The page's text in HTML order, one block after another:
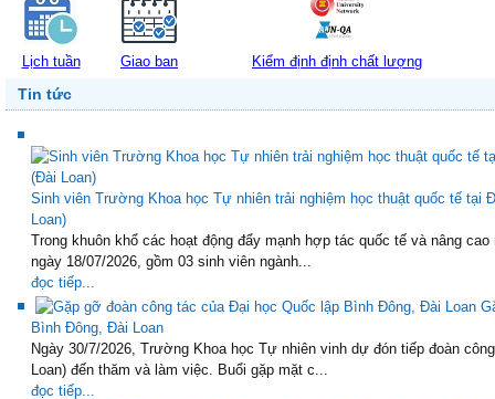
Lịch tuần Giao ban Kiểm định định chất lượng
Tin tức
Sinh viên Trường Khoa học Tự nhiên trải nghiệm học thuật quốc tế tại
Loan)
Trong khuôn khổ các hoạt động đẩy mạnh hợp tác quốc tế và nâng
ngày 18/07/2026, gồm 03 sinh viên ngành...
đọc tiếp...
Bình Đông, Đài Loan
Ngày 30/7/2026, Trường Khoa học Tự nhiên vinh dự đón tiếp đoàn
Loan) đến thăm và làm việc. Buổi gặp mặt c...
đọc tiếp...